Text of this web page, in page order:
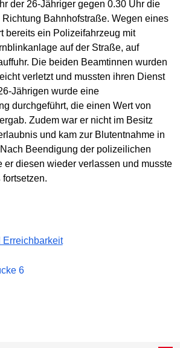
der 26-Jähriger gegen 0.30 Uhr die
Bahnhofstraße. Wegen eines
bereits ein Polizeifahrzeug mit
auf der Straße, auf
Die beiden Beamtinnen wurden
verletzt und mussten ihren Dienst
Jährigen wurde eine
durchgeführt, die einen Wert von
Zudem war er nicht im Besitz
und kam zur Blutentnahme in
Beendigung der polizeilichen
er diesen wieder verlassen und musste
Erreichbarkeit
6